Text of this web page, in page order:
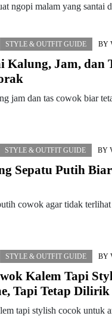
ngopi malam yang santai
STYLE & OUTFIT GUIDE BY
Kalung, Jam, dan
jam dan tas cowok biar
STYLE & OUTFIT GUIDE BY
Sepatu Putih
cowok agar tidak terlihat
STYLE & OUTFIT GUIDE BY
Kalem Tapi
Tapi Tetap Dilirik
tapi stylish cocok untuk